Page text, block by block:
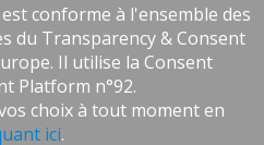
conforme à l'ensemble des
du Transparency & Consent
Il utilise la Consent
Platform n°92.
choix à tout moment en
ici.